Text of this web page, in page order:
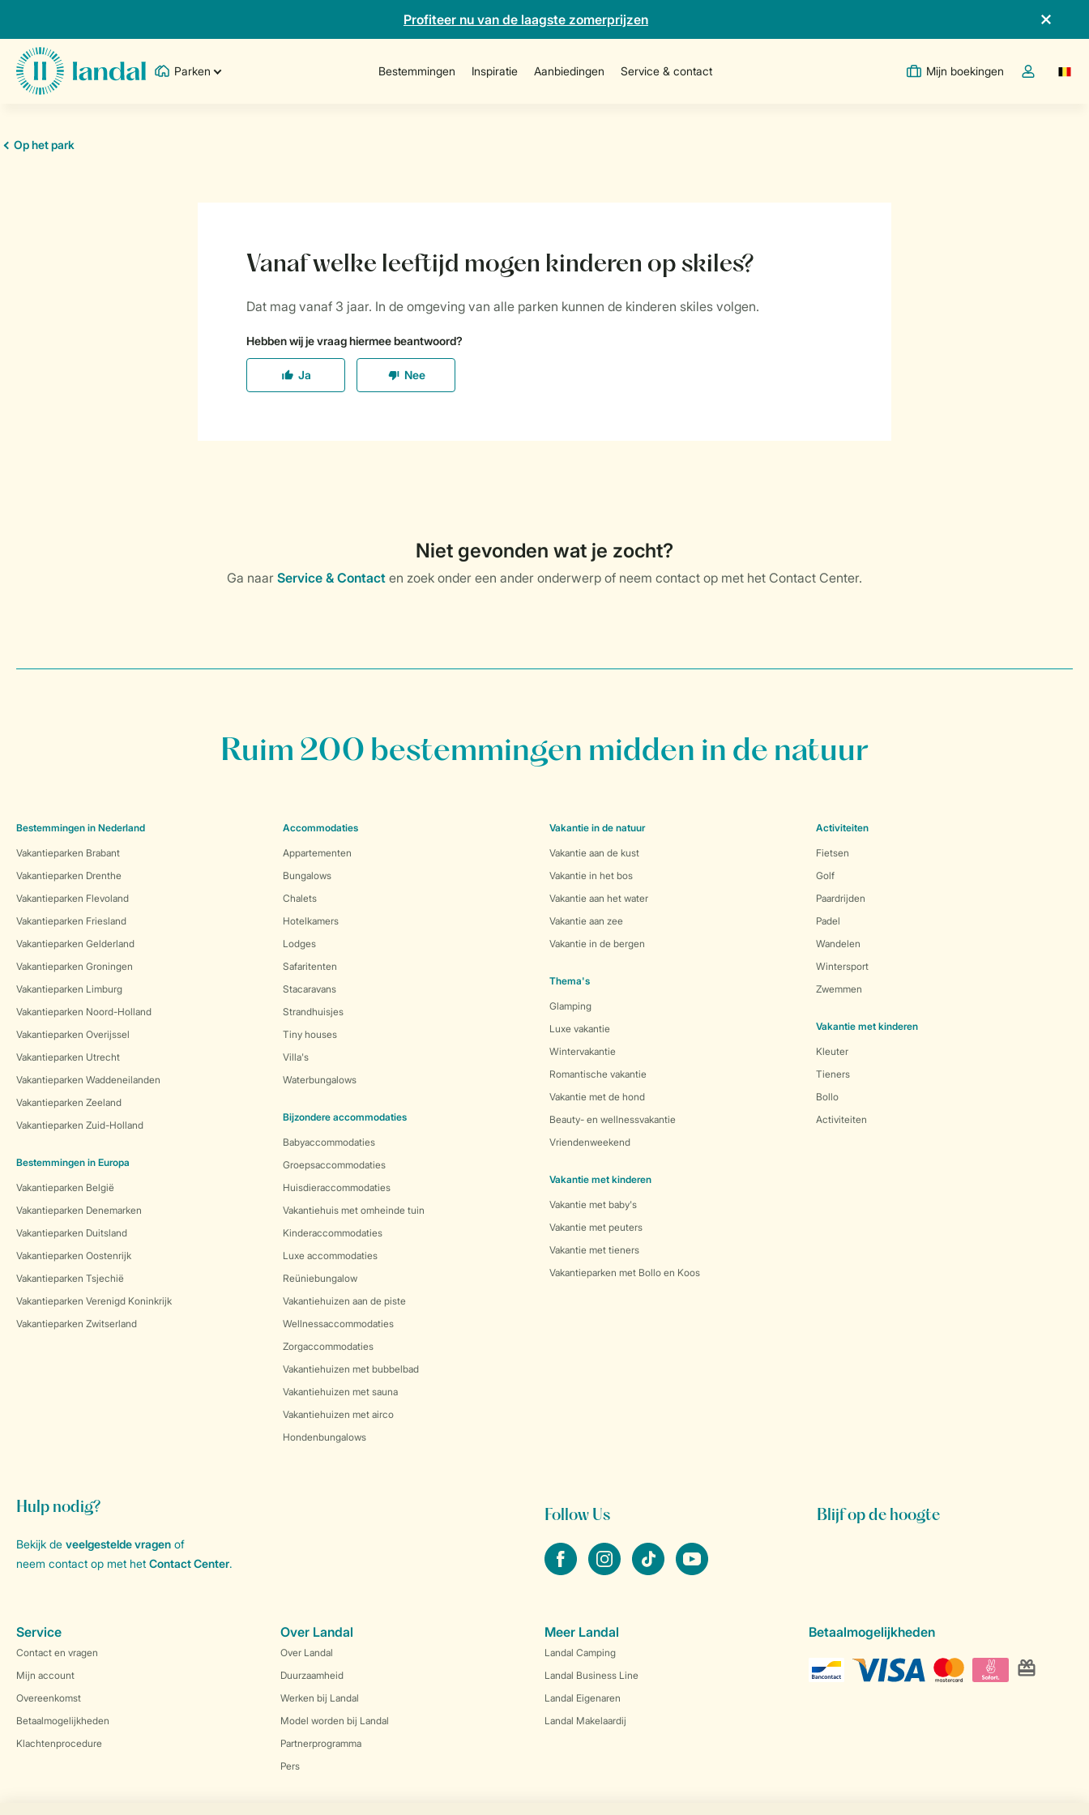
Profiteer nu van de laagste zomerprijzen
Parken Bestemmingen Inspiratie Aanbiedingen Service & contact Mijn boekingen
Open de
Ruim 200 bestemmingen midden in de natuur
Bestemmingen in Nederland
Vakantieparken Brabant
Vakantieparken Drenthe
Vakantieparken Flevoland
Vakantieparken Friesland
Vakantieparken Gelderland
Vakantieparken Groningen
Vakantieparken Limburg
Vakantieparken Noord-Holland
Vakantieparken Overijssel
Vakantieparken Utrecht
Vakantieparken Waddeneilanden
Vakantieparken Zeeland
Vakantieparken Zuid-Holland
Bestemmingen in Europa
Vakantieparken België
Vakantieparken Denemarken
Vakantieparken Duitsland
Vakantieparken Oostenrijk
Vakantieparken Tsjechië
Vakantieparken Verenigd Koninkrijk
Vakantieparken Zwitserland
Accommodaties
Appartementen
Bungalows
Chalets
Hotelkamers
Lodges
Safaritenten
Stacaravans
Strandhuisjes
Tiny houses
Villa's
Waterbungalows
Bijzondere accommodaties
Babyaccommodaties
Groepsaccommodaties
Huisdieraccommodaties
Vakantiehuis met omheinde tuin
Kinderaccommodaties
Luxe accommodaties
Reüniebungalow
Vakantiehuizen aan de piste
Wellnessaccommodaties
Zorgaccommodaties
Vakantiehuizen met bubbelbad
Vakantiehuizen met sauna
Vakantiehuizen met airco
Hondenbungalows
Vakantie in de natuur
Vakantie aan de kust
Vakantie in het bos
Vakantie aan het water
Vakantie aan zee
Vakantie in de bergen
Thema's
Glamping
Luxe vakantie
Wintervakantie
Romantische vakantie
Vakantie met de hond
Beauty- en wellnessvakantie
Vriendenweekend
Vakantie met kinderen
Vakantie met baby's
Vakantie met peuters
Vakantie met tieners
Vakantieparken met Bollo en Koos
Activiteiten
Fietsen
Golf
Paardrijden
Padel
Wandelen
Wintersport
Zwemmen
Vakantie met kinderen
Kleuter
Tieners
Bollo
Activiteiten
Hulp nodig?
Bekijk de veelgestelde vragen of
neem contact op met het Contact Center.
Follow Us
facebookinstagramtiktok youtube
Blijf op de hoogte
Service
Contact en vragen
Mijn account
Overeenkomst
Betaalmogelijkheden
Klachtenprocedure
Over Landal
Over Landal
Duurzaamheid
Werken bij Landal
Model worden bij Landal
Partnerprogramma
Pers
Meer Landal
Landal Camping
Landal Business Line
Landal Eigenaren
Landal Makelaardij
Betaalmogelijkheden